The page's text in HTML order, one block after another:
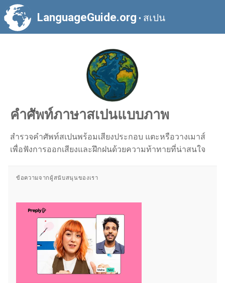
LanguageGuide.org • สเปน
คำศัพท์ภาษาสเปนแบบภาพ
สำรวจคำศัพท์สเปนพร้อมเสียงประกอบ แตะหรือวางเมาส์
เพื่อฟังการออกเสียงและฝึกฝนด้วยความท้าทายที่น่าสนใจ
ข้อความจากผู้สนับสนุนของเรา